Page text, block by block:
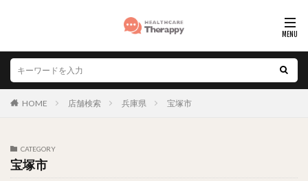
HOME 店舗検索 兵庫県 宝塚市
CATEGORY
宝塚市